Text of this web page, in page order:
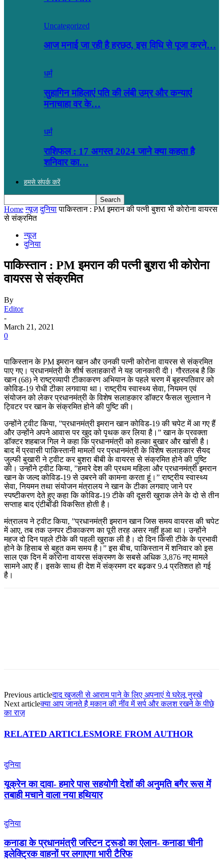
Uncategorized
आज मनाई जा रही है हरछठ, इस विधि से पूजा करने…
धर्मं
सुहागिन महिलाएं पति की लंबी उम्र और कन्याएं
मनाचाहा वर के…
धर्मं
राशिफल : 17 अगस्त 2024 जाने क्या कहता है
शनिवार का…
हमसे संपर्क करें
Home न्यूज़ दुनिया पाकिस्तान : PM इमरान की पत्नी बुशरा भी कोरोना वायरस
से संक्रमित
न्यूज़
दुनिया
पाकिस्तान : PM इमरान की पत्नी बुशरा भी कोरोना
वायरस से संक्रमित
By
Editor
-
March 21, 2021
0
पाकिस्तान के PM इमरान खान और उनकी पत्नी कोरोना वायरस से संक्रमित
पाए गए। प्रधानमंत्री के शीर्ष सलाहकारों ने यह जानकारी दी। गौरतलब है कि
खान (68) ने राष्ट्रव्यापी टीकाकरण अभियान के पहले चरण में बृहस्पतिवार को
कोविड-19 रोधी टीका लगवाया था। राष्ट्रीय स्वास्थ्य सेवा, नियमन एवं
संयोजन को लेकर प्रधानमंत्री के विशेष सलाहकार डॉक्टर फैसल सुल्तान ने
ट्विटर पर खान के संक्रमित होने की पुष्टि की।
उन्होंने ट्वीट किया, ”प्रधानमंत्री इमरान खान कोविड-19 की चपेट में आ गए हैं
और उन्होंने अपने आवास पर खुद को पृथक कर लिया है।” खान के प्रवक्ता
डॉक्टर शहबाज गिल ने कहा कि प्रधानमंत्री को हल्का बुखार और खांसी है।
बाद में प्रवासी पाकिस्तानी मामलों पर प्रधानमंत्री के विशेष सलाहकार सैयद
जुल्फी बुखारी ने ट्वीट कर बुशरा बीबी के वायरस से संक्रमित होने की पुष्टि
की। उन्होंने ट्वीट किया, ”हमारे देश की प्रथम महिला और प्रधानमंत्री इमरान
खान के जल्द कोविड-19 से उबरने की कामना करता हूं।” राष्ट्रीय स्वास्थ्य
सेवा, नियमन तथा संयोजन मंत्रालय ने खान के टीका लगवाए जाने पर
स्पष्टीकरण देते हुए कहा कि कोविड-19 टीके की दूसरी खुराक लेने के दो से तीन
सप्ताह बाद एंटीबॉडी विकसित होती है।
मंत्रालय ने ट्वीट किया, ”प्रधानमंत्री इमरान खान जिस समय वायरस की चपेट
में आए, तब तक उनपर टीकाकरण का पूरी तरह असर नहीं हुआ था। उन्होंने
महज दो दिन पहले टीके की पहली खुराक ली है। दो दिन किसी टीके के प्रभावी
होने के हिसाब से बहुत कम समय है।” इस बीच, पाकिस्तान में शनिवार को इस
साल एक दिन में कोरोना वायरस संक्रमण के सबसे अधिक 3,876 नए मामले
सामने आए हैं। इसके साथ ही देश में संक्रमण दर बढ़कर 9.4 प्रतिशत हो गई
है।
Previous articleदाद खुजली से आराम पाने के लिए अपनाएं ये घरेलू नुस्खे
Next articleक्या आप जानते है मकान की नींव में सर्प और कलश रखने के पीछे
का राज़
RELATED ARTICLESMORE FROM AUTHOR
दुनिया
यूक्रेन का दावा- हमारे पास सहयोगी देशों की अनुमति बगैर रूस में
तबाही मचाने वाला नया हथियार
दुनिया
कनाडा के प्रधानमंत्री जस्टिन ट्रूडो का ऐलान- कनाडा चीनी
इलेक्ट्रिक वाहनों पर लगाएगा भारी टैरिफ